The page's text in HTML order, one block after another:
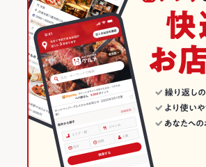
その他設備 姉妹店【日本ワイン 海と土】
その他
飲み放題 なし ：電話にて要相談
食べ放題 なし ：イベント時のみ対応
焼酎充実、日本酒充実、ワイン充実
お子様連れOK ：お子様同伴希望の場
金沢(片町･香林坊･にし茶屋周辺)の和食ラン
金沢(片町･香林坊･にし茶屋周辺)の日本料理
片町のグルメランキング
片町の和食ランキング
片町の日本料理・懐石・割烹ランキング